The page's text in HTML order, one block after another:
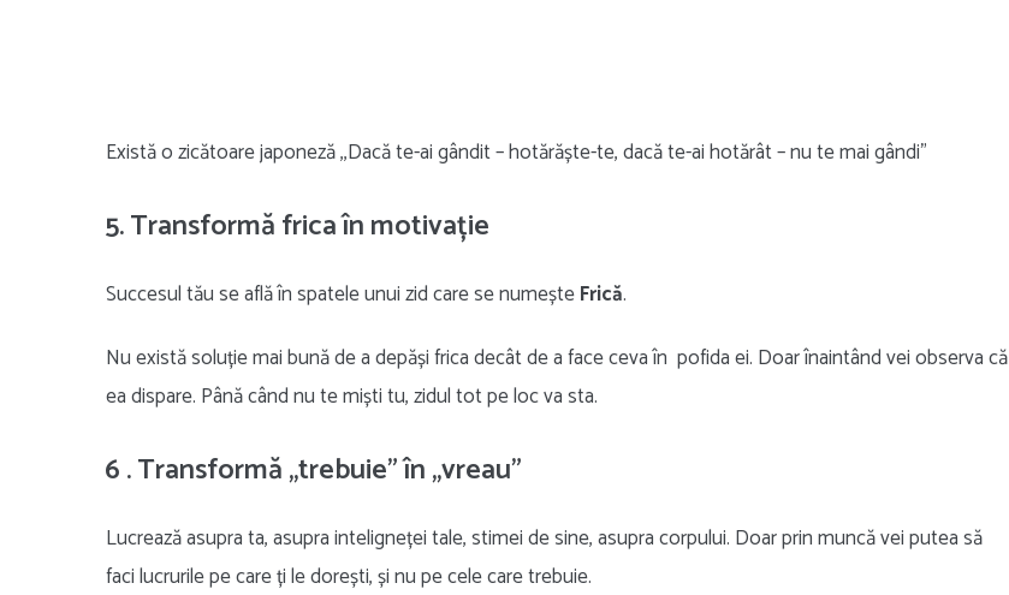
Există o zicătoare japoneză ,,Dacă te-ai gândit – hotărăște-te, dacă te-ai hotărât – nu te mai gândi”
5. Transformă frica în motivație
Succesul tău se află în spatele unui zid care se numeșteFrică.
Nu există soluție mai bună de a depăși frica decât de a face ceva în pofida ei. Doar înaintând vei observa că
ea dispare. Până când nu te miști tu, zidul tot pe loc va sta.
6 . Transformă ,,trebuie” în ,,vreau”
Lucrează asupra ta, asupra inteligneței tale, stimei de sine, asupra corpului. Doar prin muncă vei putea să
faci lucrurile pe care ți le dorești, și nu pe cele care trebuie.